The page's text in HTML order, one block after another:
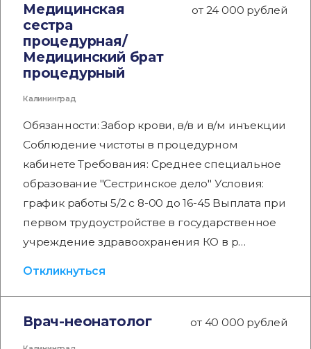
Медицинская
сестра
процедурная/
Медицинский брат
процедурный
от 24 000 рублей
Калининград
Обязанности: Забор крови, в/в и в/м инъекции
Соблюдение чистоты в процедурном
кабинете Требования: Среднее специальное
образование "Сестринское дело" Условия:
график работы 5/2 с 8-00 до 16-45 Выплата при
первом трудоустройстве в государственное
учреждение здравоохранения КО в р…
Откликнуться
Врач-неонатолог от 40 000 рублей